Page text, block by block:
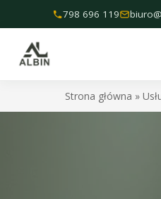
do
treści
798 696 119
Strona główna »